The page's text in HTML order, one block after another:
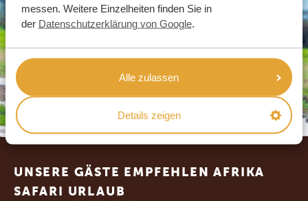
messen. Weitere Einzelheiten finden Sie in
der Datenschutzerklärung von Google.
Alle zulassen
Details zeigen
Footer
UNSERE GÄSTE EMPFEHLEN AFRIKA
SAFARI URLAUB